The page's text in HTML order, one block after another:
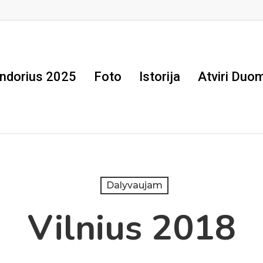
2025 Foto Istorija Atviri
Dalyvaujam
Vilnius 2018